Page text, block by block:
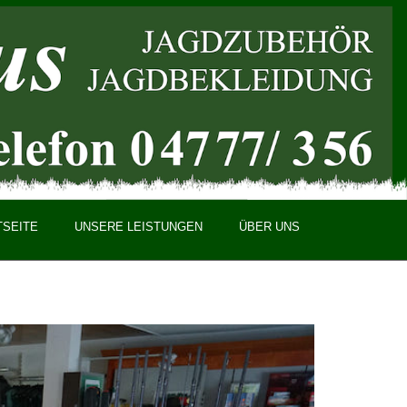
UNSERE LEISTUNGEN ÜBER UNS